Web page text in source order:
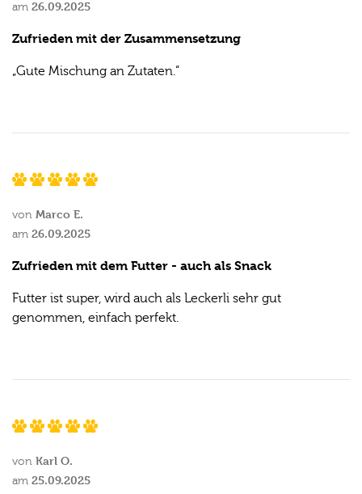
am 26.09.2025
Zufrieden mit der Zusammensetzung
„Gute Mischung an Zutaten.“
von Marco E.
am 26.09.2025
Zufrieden mit dem Futter - auch als Snack
Futter ist super, wird auch als Leckerli sehr gut
genommen, einfach perfekt.
von Karl O.
am 25.09.2025